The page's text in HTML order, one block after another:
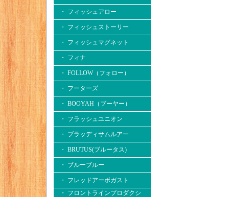
・ フィッシュアロー
・ フィッシュストーリー
・ フィッシュマグネット
・ フィナ
・ FOLLOW（フォロー）
・ フーターズ
・ BOOYAH（ブーヤー）
・ フラッシュユニオン
・ ブラッディサムルアー
・ BRUTUS(ブルータス)
・ ブルーブルー
・ フレッドアーボガスト
・ フロントラインプロダクシ